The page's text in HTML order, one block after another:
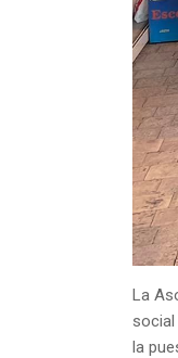
La
social
la